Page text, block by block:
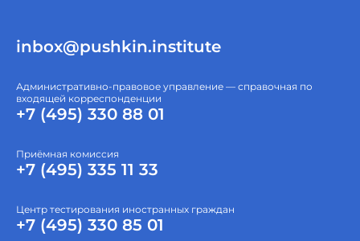
inbox@pushkin.institute
Административно-правовое управление — справочная по
входящей корреспонденции
+7 (495) 330 88 01
Приёмная комиссия
+7 (495) 335 11 33
Центр тестирования иностранных граждан
+7 (495) 330 85 01